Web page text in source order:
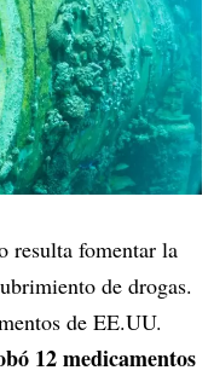
resulta fomentar la
de drogas.
de EE.UU.
12 medicamentos